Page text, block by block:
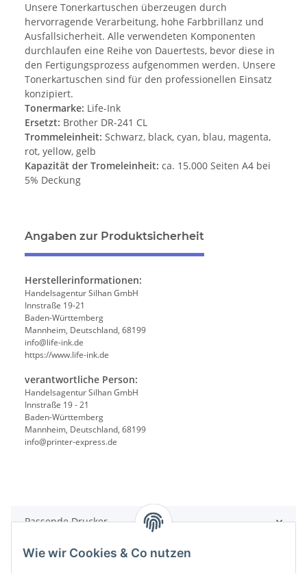
Unsere Tonerkartuschen überzeugen durch
hervorragende Verarbeitung, hohe Farbbrillanz und
Ausfallsicherheit. Alle verwendeten Komponenten
durchlaufen eine Reihe von Dauertests, bevor diese in
den Fertigungsprozess aufgenommen werden. Unsere
Tonerkartuschen sind für den professionellen Einsatz
konzipiert.
Tonermarke: Life-Ink
Ersetzt: Brother DR-241 CL
Trommeleinheit: Schwarz, black, cyan, blau, magenta,
rot, yellow, gelb
Kapazität der Tromeleinheit: ca. 15.000 Seiten A4 bei
5% Deckung
Angaben zur Produktsicherheit
Herstellerinformationen:
Handelsagentur Silhan GmbH
Innstraße 19-21
Baden-Württemberg
Mannheim, Deutschland, 68199
info@life-ink.de
https://www.life-ink.de
verantwortliche Person:
Handelsagentur Silhan GmbH
Innstraße 19 - 21
Baden-Württemberg
Mannheim, Deutschland, 68199
info@printer-express.de
Passende Drucker
Wie wir Cookies & Co nutzen